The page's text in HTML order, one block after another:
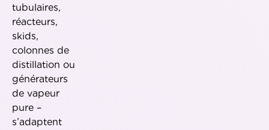
tubulaires,
réacteurs,
skids,
colonnes de
distillation ou
générateurs
de vapeur
pure –
s’adaptent